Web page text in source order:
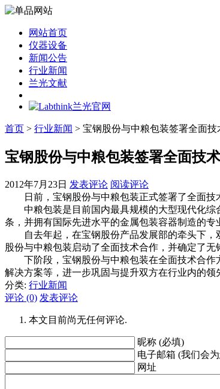
网站首页
仪器设备
新闻公告
行业新闻
兰光文献
首页 > 行业新闻 > 宝钢股份与中粮包装签署全面技
宝钢股份与中粮包装签署全面技
2012年7月23日 发表评论 阅读评论
日前，宝钢股份与中粮包装正式签署了全面技
中粮包装是目前国内最具规模的大型现代化综
条，并拥有国际先进水平的金属包装容器制造的专
自去年起，在宝钢股份产品发展部的牵头下，
股份与中粮包装启动了全面技术合作，并确定了
下阶段，宝钢股份与中粮包装在全面技术合作
解决方案等，进一步巩固与提升双方在行业内的领
分类: 行业新闻
评论 (0) 发表评论
本文目前尚无任何评论.
昵称 (必填)
电子邮箱 (我们会
网址